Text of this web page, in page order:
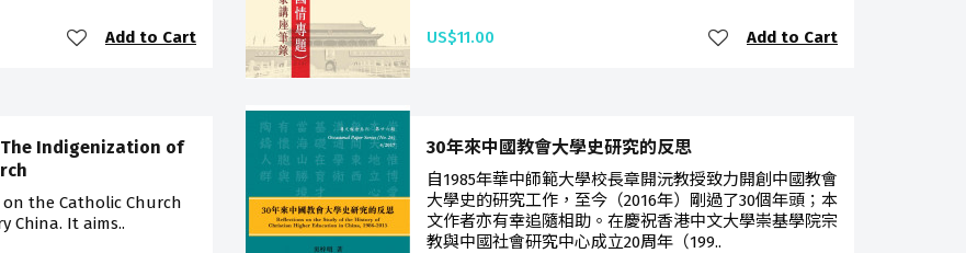
Add to Cart US$11.00 Add to Cart
Indigenization of
the Catholic Church
China. It aims..
30年來中國教會大學史研究的反思
自1985年華中師範大學校長章開沅教授致力開創中國教會
大學史的研究工作，至今（2016年）剛過了30個年頭；本
文作者亦有幸追隨相助。在慶祝香港中文大學崇基學院宗
教與中國社會研究中心成立20周年（199..